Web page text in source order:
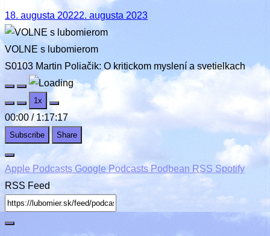
Posted
on
18. augusta 20222. augusta 2023
VOLNE s lubomierom
S0103 Martin Poliačik: O kritickom myslení a svetielkach
Episode
Pause
Episode
1x
00:00 / 1:17:17
Subscribe Share
Apple Podcasts Google PodcastsPodbean RSS Spotify
RSS Feed